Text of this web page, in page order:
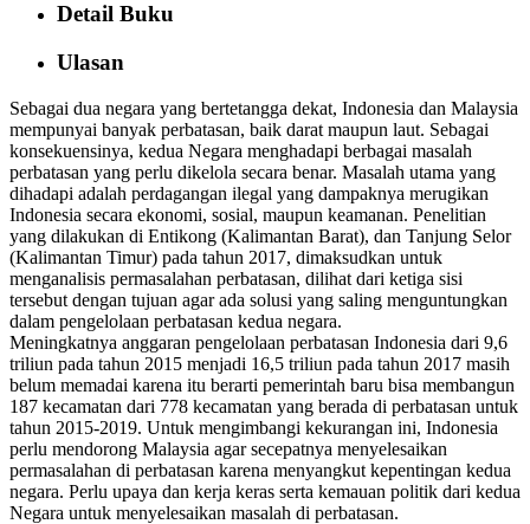
Detail Buku
Ulasan
Sebagai dua negara yang bertetangga dekat, Indonesia dan Malaysia
mempunyai banyak perbatasan, baik darat maupun laut. Sebagai
konsekuensinya, kedua Negara menghadapi berbagai masalah
perbatasan yang perlu dikelola secara benar. Masalah utama yang
dihadapi adalah perdagangan ilegal yang dampaknya merugikan
Indonesia secara ekonomi, sosial, maupun keamanan. Penelitian
yang dilakukan di Entikong (Kalimantan Barat), dan Tanjung Selor
(Kalimantan Timur) pada tahun 2017, dimaksudkan untuk
menganalisis permasalahan perbatasan, dilihat dari ketiga sisi
tersebut dengan tujuan agar ada solusi yang saling menguntungkan
dalam pengelolaan perbatasan kedua negara.
Meningkatnya anggaran pengelolaan perbatasan Indonesia dari 9,6
triliun pada tahun 2015 menjadi 16,5 triliun pada tahun 2017 masih
belum memadai karena itu berarti pemerintah baru bisa membangun
187 kecamatan dari 778 kecamatan yang berada di perbatasan untuk
tahun 2015-2019. Untuk mengimbangi kekurangan ini, Indonesia
perlu mendorong Malaysia agar secepatnya menyelesaikan
permasalahan di perbatasan karena menyangkut kepentingan kedua
negara. Perlu upaya dan kerja keras serta kemauan politik dari kedua
Negara untuk menyelesaikan masalah di perbatasan.